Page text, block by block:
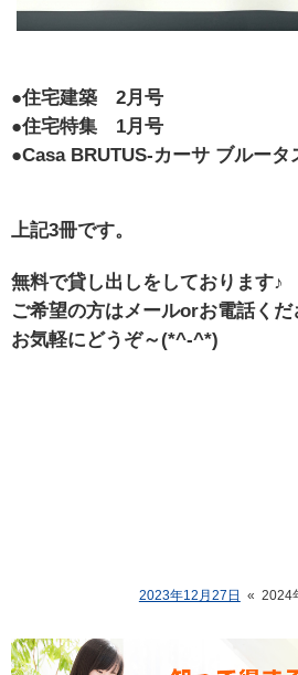
●住宅建築 2月号
●住宅特集 1月号
●Casa BRUTUS-カーサ ブルー
上記3冊です。
無料で貸し出しをしております♪
ご希望の方はメールorお電話くだ
お気軽にどうぞ～(*^-^*)
2023年12月27日 « 2024